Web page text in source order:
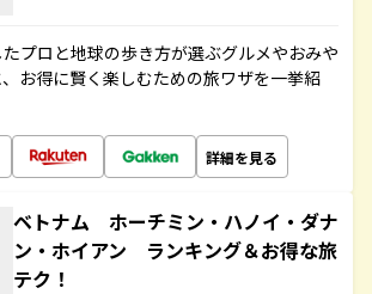
プロと地球の歩き方が選ぶグルメやおみや
お得に賢く楽しむための旅ワザを一挙紹
詳細を見る
ベトナム ホーチミン・ハノイ・ダナ
ン・ホイアン ランキング＆お得な旅
テク！